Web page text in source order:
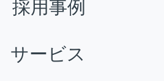
採用事例
サービス